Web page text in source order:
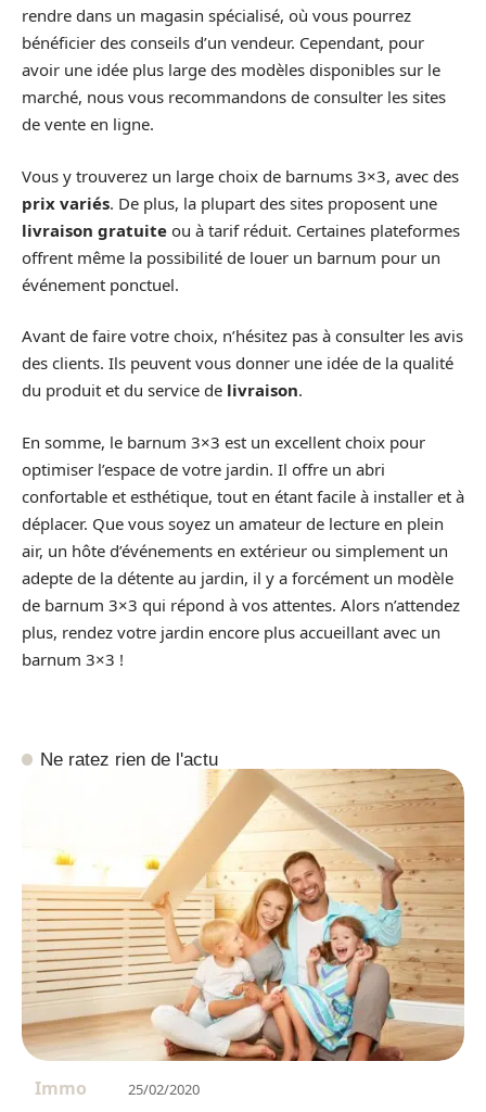
rendre dans un magasin spécialisé, où vous pourrez
bénéficier des conseils d’un vendeur. Cependant, pour
avoir une idée plus large des modèles disponibles sur le
marché, nous vous recommandons de consulter les sites
de vente en ligne.
Vous y trouverez un large choix de barnums 3×3, avec des
prix variés. De plus, la plupart des sites proposent une
livraison gratuite ou à tarif réduit. Certaines plateformes
offrent même la possibilité de louer un barnum pour un
événement ponctuel.
Avant de faire votre choix, n’hésitez pas à consulter les avis
des clients. Ils peuvent vous donner une idée de la qualité
du produit et du service de livraison.
En somme, le barnum 3×3 est un excellent choix pour
optimiser l’espace de votre jardin. Il offre un abri
confortable et esthétique, tout en étant facile à installer et à
déplacer. Que vous soyez un amateur de lecture en plein
air, un hôte d’événements en extérieur ou simplement un
adepte de la détente au jardin, il y a forcément un modèle
de barnum 3×3 qui répond à vos attentes. Alors n’attendez
plus, rendez votre jardin encore plus accueillant avec un
barnum 3×3 !
Ne ratez rien de l'actu
Immo 25/02/2020